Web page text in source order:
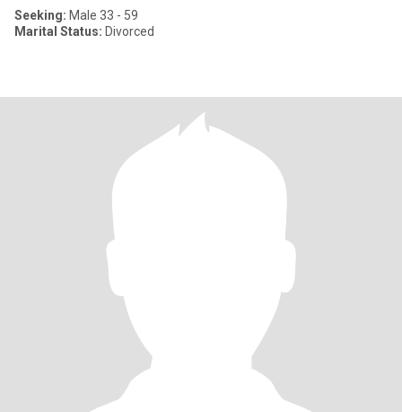
Seeking: Male 33 - 59
Marital Status: Divorced